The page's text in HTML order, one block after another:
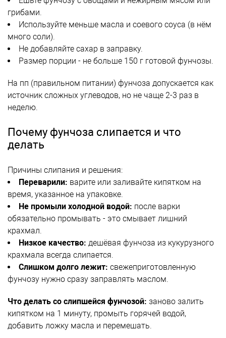
грибами.
Используйте меньше масла и соевого соуса (в нём
много соли).
Не добавляйте сахар в заправку.
Размер порции - не больше 150 г готовой фунчозы.
На пп (правильном питании) фунчоза допускается как
источник сложных углеводов, но не чаще 2-3 раз в
неделю.
Почему фунчоза слипается и что
делать
Причины слипания и решения:
Переварили: варите или заливайте кипятком на
время, указанное на упаковке.
Не промыли холодной водой: после варки
обязательно промывать - это смывает лишний
крахмал.
Низкое качество: дешёвая фунчоза из кукурузного
крахмала всегда слипается.
Слишком долго лежит: свежеприготовленную
фунчозу нужно сразу заправлять маслом.
Что делать со слипшейся фунчозой: заново залить
кипятком на 1 минуту, промыть горячей водой,
добавить ложку масла и перемешать.